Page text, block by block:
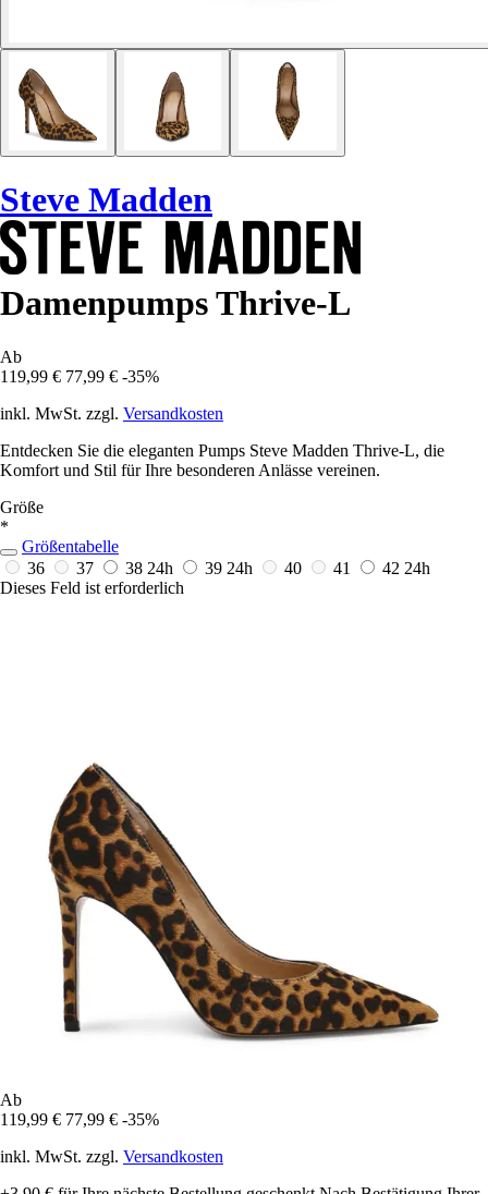
Steve Madden
Damenpumps Thrive-L
Ab
119,99 € 77,99 € -35%
inkl. MwSt. zzgl. Versandkosten
Entdecken Sie die eleganten Pumps Steve Madden Thrive-L, die
Komfort und Stil für Ihre besonderen Anlässe vereinen.
Größe
*
Größentabelle
36
37 38 24h 39 24h 40 41 42 24h
Dieses Feld ist erforderlich
Ab
119,99 € 77,99 € -35%
inkl. MwSt. zzgl. Versandkosten